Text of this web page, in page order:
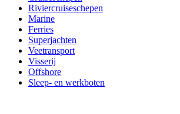
Riviercruiseschepen
Marine
Ferries
Superjachten
Veetransport
Visserij
Offshore
Sleep- en werkboten